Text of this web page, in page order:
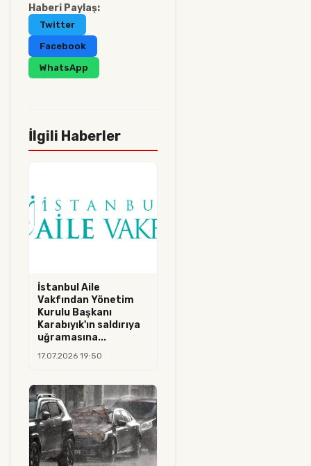
Haberi Paylaş:
Twitter
Facebook
WhatsApp
İlgili Haberler
İstanbul Aile
Vakfından Yönetim
Kurulu Başkanı
Karabıyık'ın saldırıya
uğramasına...
17.07.2026 19:50